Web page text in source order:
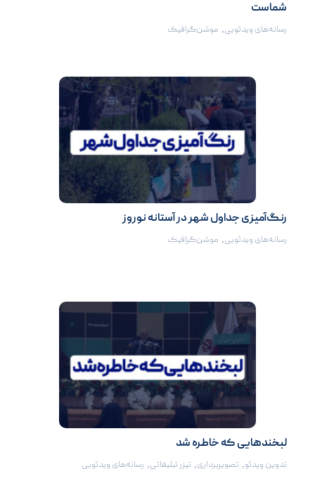
شماست
رسانه‌های ویدئویی, موشن‌گرافیک
رنگ‌آمیزی جداول شهر در آستانه نوروز
رسانه‌های ویدئویی, موشن‌گرافیک
لبخندهایی که خاطره شد
تدوین ویدئو, تصویربرداری, تیزر تبلیغاتی, رسانه‌های ویدئویی